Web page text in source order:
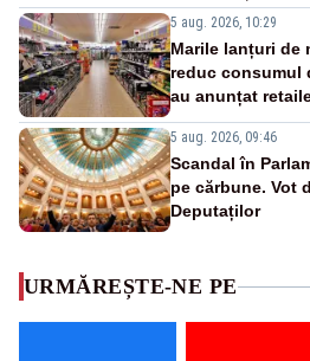
5 aug. 2026, 10:29
Marile lanțuri de
reduc consumul
au anunțat
5 aug. 2026, 09:46
Scandal în
pe cărbune. Vot
Deputaților
URMĂREȘTE-NE PE